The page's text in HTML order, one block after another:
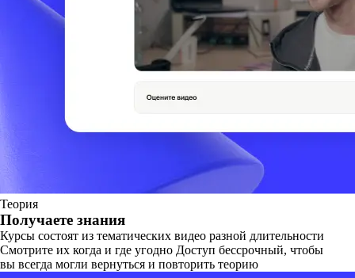
Теория
Получаете знания
Курсы состоят из тематических видео разной длительности
Смотрите их когда и где угодно Доступ бессрочный, чтобы
вы всегда могли вернуться и повторить теорию